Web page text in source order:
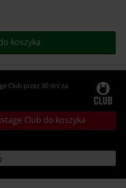
koszyka
Club przez 30 dni za
Club do koszyka